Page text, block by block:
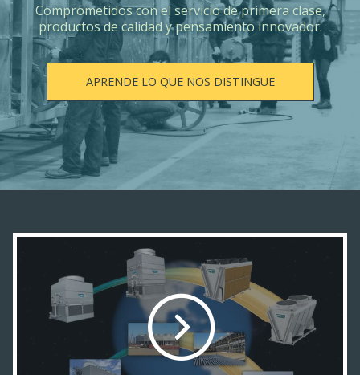
Comprometidos con el servicio de primera clase,
productos de calidad y pensamiento innovador.
APRENDE LO QUE NOS DISTINGUE